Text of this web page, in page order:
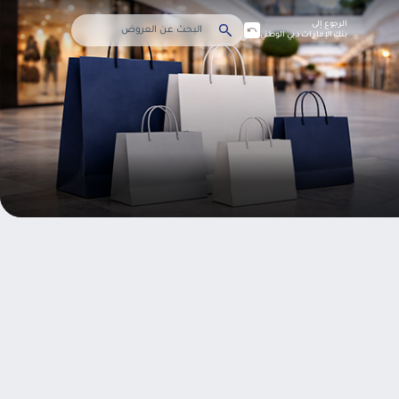
الرجوع إلى
بنك الإمارات دبي الوطني